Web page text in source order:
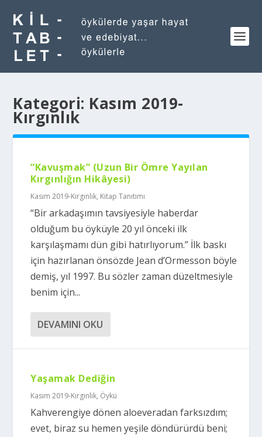
Kategori: Kasım 2019-
Kırgınlık
“Kavuşmak” (Uzun Bir Ömre Yayılan
Kırgınlığın Hikâyesi)
Kasım 2019-Kırgınlık, Kitap Tanıtımı
“Bir arkadaşımın tavsiyesiyle haberdar
olduğum bu öyküyle 20 yıl önceki ilk
karşılaşmamı dün gibi hatırlıyorum.” İlk baskı
için hazırlanan önsözde Jean d’Ormesson böyle
demiş, yıl 1997. Bu sözler zaman düzeltmesiyle
benim için...
DEVAMINI OKU
Yaşamak Dediğin
Kasım 2019-Kırgınlık, Öykü
Kahverengiye dönen aloeveradan farksızdım;
evet, biraz su hemen yeşile döndürürdü beni;